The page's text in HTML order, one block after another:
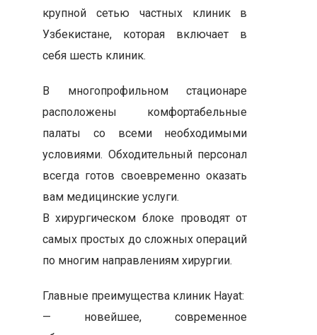
крупной сетью частных клиник в
Узбекистане, которая включает в
себя шесть клиник.
В многопрофильном стационаре
расположены комфортабельные
палаты со всеми необходимыми
условиями. Обходительный персонал
всегда готов своевременно оказать
вам медицинские услуги.
В хирургическом блоке проводят от
самых простых до сложных операций
по многим направлениям хирургии.
Главные преимущества клиник Hayat:
— новейшее, современное